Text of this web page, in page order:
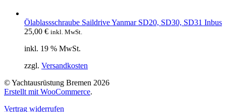
Ölablassschraube Saildrive Yanmar SD20, SD30, SD31 Inbus
25,00 € inkl. MwSt.
inkl. 19 % MwSt.
zzgl. Versandkosten
© Yachtausrüstung Bremen 2026
Erstellt mit WooCommerce.
Vertrag widerrufen